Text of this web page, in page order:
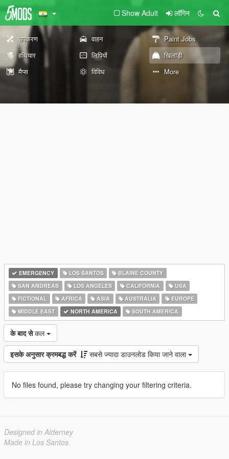
Show Adult लॉगिन
उपकरण वाहन
Paint Jobs
हथियार
लिपियों
खिलाड़ी
मैप्स
विविध More
EMERGENCY LOS SANTOS
BLAINE COUNTY
SAN ANDREAS
LOS ANGELES CALIFORNIA
USA
FICTIONAL
AFRICA ASIA AUSTRALIA
EUROPE
MIDDLE EAST
NORTH AMERICA SOUTH AMERICA
के बाद से कल
इसके अनुसार क्रमबद्ध करें सबसे ज्यादा डाउनलोड किया जाने वाला
No files found, please try changing your filtering criteria.
Designed in Alderney
Made in Los Santos